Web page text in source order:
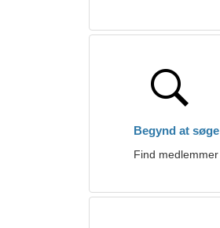
Begynd at søge
Find medlemmer